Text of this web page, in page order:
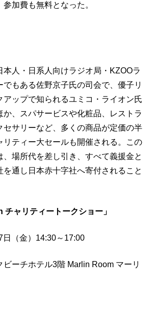
加費も無料となった。
本人・日系人向けラジオ局・KZOOラ
でもある佐野京子氏の司会で、優子リ
アップで知られるユミコ・ライオン氏
か、スパサービスや化粧品、レストラ
セサリーなど、多くの商品が定価の半
リティー大セールも開催される。この
、場所代を差し引き、すべて義援金と
を通し日本赤十字社へ寄付されること
ャリティートークショー」
日（金）14:30～17:00
ーチホテル3階 Marlin Room マーリ